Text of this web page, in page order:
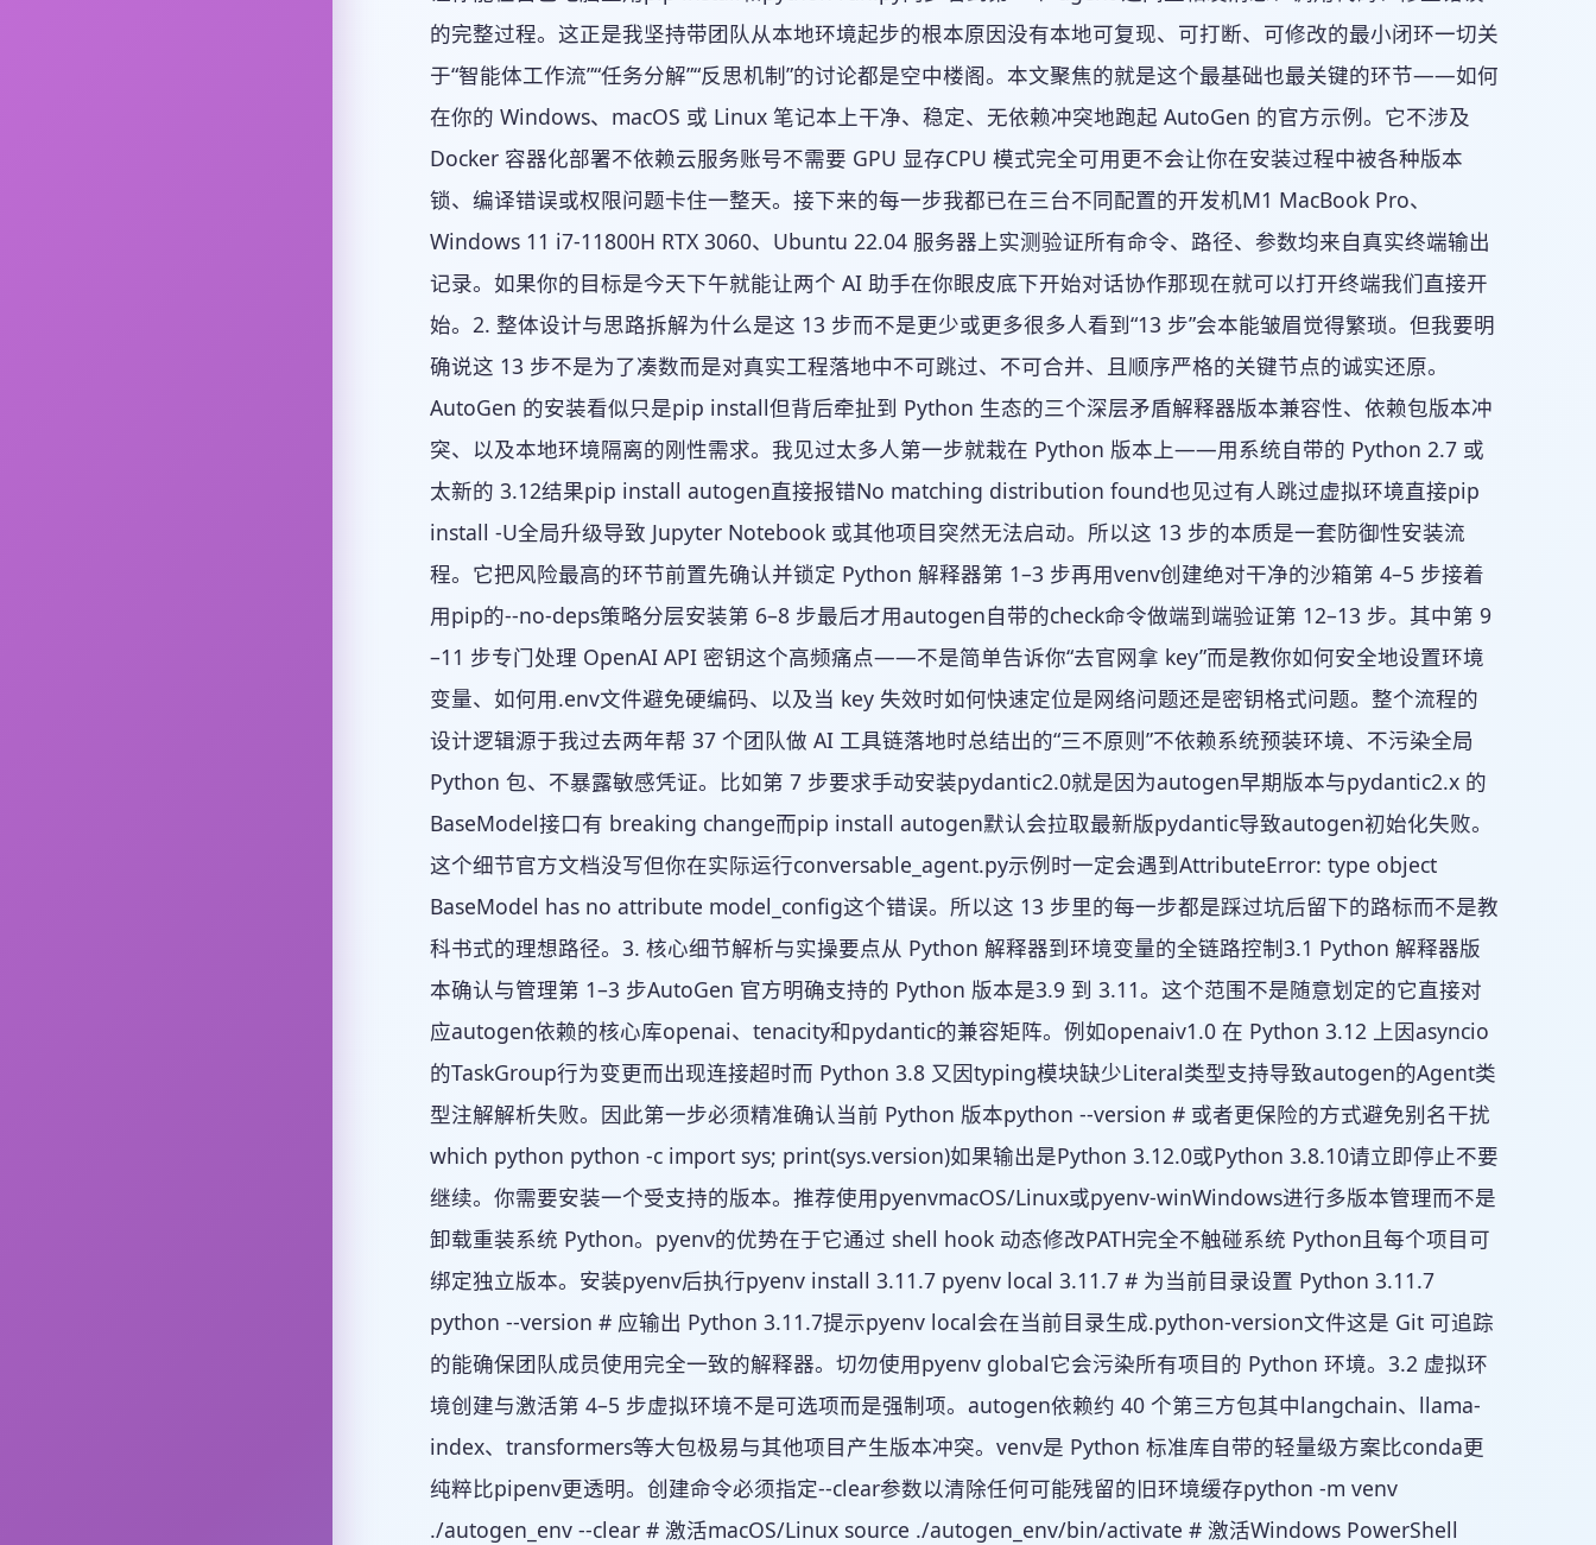
的完整过程。这正是我坚持带团队从本地环境起步的根本原因没有本地可复现、可打断、可修改的最小闭环一切关
于“智能体工作流”“任务分解”“反思机制”的讨论都是空中楼阁。本文聚焦的就是这个最基础也最关键的环节——如何
在你的 Windows、macOS 或 Linux 笔记本上干净、稳定、无依赖冲突地跑起 AutoGen 的官方示例。它不涉及
Docker 容器化部署不依赖云服务账号不需要 GPU 显存CPU 模式完全可用更不会让你在安装过程中被各种版本
锁、编译错误或权限问题卡住一整天。接下来的每一步我都已在三台不同配置的开发机M1 MacBook Pro、
Windows 11 i7-11800H RTX 3060、Ubuntu 22.04 服务器上实测验证所有命令、路径、参数均来自真实终端输出
记录。如果你的目标是今天下午就能让两个 AI 助手在你眼皮底下开始对话协作那现在就可以打开终端我们直接开
始。2. 整体设计与思路拆解为什么是这 13 步而不是更少或更多很多人看到“13 步”会本能皱眉觉得繁琐。但我要明
确说这 13 步不是为了凑数而是对真实工程落地中不可跳过、不可合并、且顺序严格的关键节点的诚实还原。
AutoGen 的安装看似只是pip install但背后牵扯到 Python 生态的三个深层矛盾解释器版本兼容性、依赖包版本冲
突、以及本地环境隔离的刚性需求。我见过太多人第一步就栽在 Python 版本上——用系统自带的 Python 2.7 或
太新的 3.12结果pip install autogen直接报错No matching distribution found也见过有人跳过虚拟环境直接pip
install -U全局升级导致 Jupyter Notebook 或其他项目突然无法启动。所以这 13 步的本质是一套防御性安装流
程。它把风险最高的环节前置先确认并锁定 Python 解释器第 1–3 步再用venv创建绝对干净的沙箱第 4–5 步接着
用pip的--no-deps策略分层安装第 6–8 步最后才用autogen自带的check命令做端到端验证第 12–13 步。其中第 9
–11 步专门处理 OpenAI API 密钥这个高频痛点——不是简单告诉你“去官网拿 key”而是教你如何安全地设置环境
变量、如何用.env文件避免硬编码、以及当 key 失效时如何快速定位是网络问题还是密钥格式问题。整个流程的
设计逻辑源于我过去两年帮 37 个团队做 AI 工具链落地时总结出的“三不原则”不依赖系统预装环境、不污染全局
Python 包、不暴露敏感凭证。比如第 7 步要求手动安装pydantic2.0就是因为autogen早期版本与pydantic2.x 的
BaseModel接口有 breaking change而pip install autogen默认会拉取最新版pydantic导致autogen初始化失败。
这个细节官方文档没写但你在实际运行conversable_agent.py示例时一定会遇到AttributeError: type object
BaseModel has no attribute model_config这个错误。所以这 13 步里的每一步都是踩过坑后留下的路标而不是教
科书式的理想路径。3. 核心细节解析与实操要点从 Python 解释器到环境变量的全链路控制3.1 Python 解释器版
本确认与管理第 1–3 步AutoGen 官方明确支持的 Python 版本是3.9 到 3.11。这个范围不是随意划定的它直接对
应autogen依赖的核心库openai、tenacity和pydantic的兼容矩阵。例如openaiv1.0 在 Python 3.12 上因asyncio
的TaskGroup行为变更而出现连接超时而 Python 3.8 又因typing模块缺少Literal类型支持导致autogen的Agent类
型注解解析失败。因此第一步必须精准确认当前 Python 版本python --version # 或者更保险的方式避免别名干扰
which python python -c import sys; print(sys.version)如果输出是Python 3.12.0或Python 3.8.10请立即停止不要
继续。你需要安装一个受支持的版本。推荐使用pyenvmacOS/Linux或pyenv-winWindows进行多版本管理而不是
卸载重装系统 Python。pyenv的优势在于它通过 shell hook 动态修改PATH完全不触碰系统 Python且每个项目可
绑定独立版本。安装pyenv后执行pyenv install 3.11.7 pyenv local 3.11.7 # 为当前目录设置 Python 3.11.7
python --version # 应输出 Python 3.11.7提示pyenv local会在当前目录生成.python-version文件这是 Git 可追踪
的能确保团队成员使用完全一致的解释器。切勿使用pyenv global它会污染所有项目的 Python 环境。3.2 虚拟环
境创建与激活第 4–5 步虚拟环境不是可选项而是强制项。autogen依赖约 40 个第三方包其中langchain、llama-
index、transformers等大包极易与其他项目产生版本冲突。venv是 Python 标准库自带的轻量级方案比conda更
纯粹比pipenv更透明。创建命令必须指定--clear参数以清除任何可能残留的旧环境缓存python -m venv
./autogen_env --clear # 激活macOS/Linux source ./autogen_env/bin/activate # 激活Windows PowerShell